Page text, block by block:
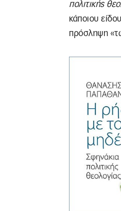
πολιτικής
κάποιου
πρόσληψη